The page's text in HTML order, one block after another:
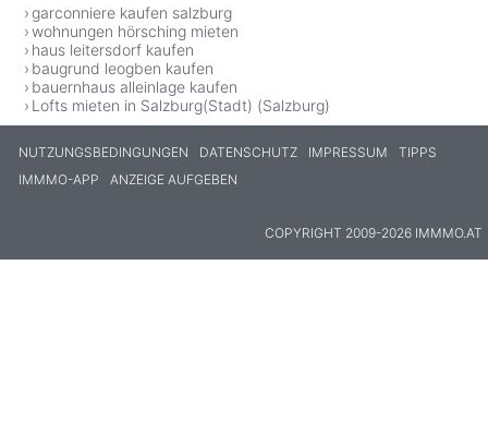
garconniere kaufen salzburg
wohnungen hörsching mieten
haus leitersdorf kaufen
baugrund leogben kaufen
bauernhaus alleinlage kaufen
Lofts mieten in Salzburg(Stadt) (Salzburg)
NUTZUNGSBEDINGUNGEN DATENSCHUTZ IMPRESSUM
TIPPS
IMMMO-APP
ANZEIGE AUFGEBEN
COPYRIGHT 2009-2026 IMMMO.AT